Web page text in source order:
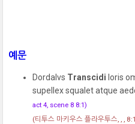
예문
Dordalvs Transcidi loris
supellex squalet atque
act 4, scene 8 8:1)
(티투스 마키우스 플라우투스, , ,